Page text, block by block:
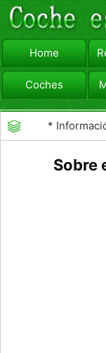
Home
Coches
viajar
*
Sobre